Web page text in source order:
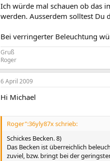
Ich würde mal schauen ob das
werden. Ausserdem solltest Du
Bei verringerter Beleuchtung
Gruß
Roger
6 April 2009
Hi Michael
Roger":36yly87x schrieb:
Schickes Becken. 8)
Das Becken ist überreichlich
zuviel, bzw. bringt bei der